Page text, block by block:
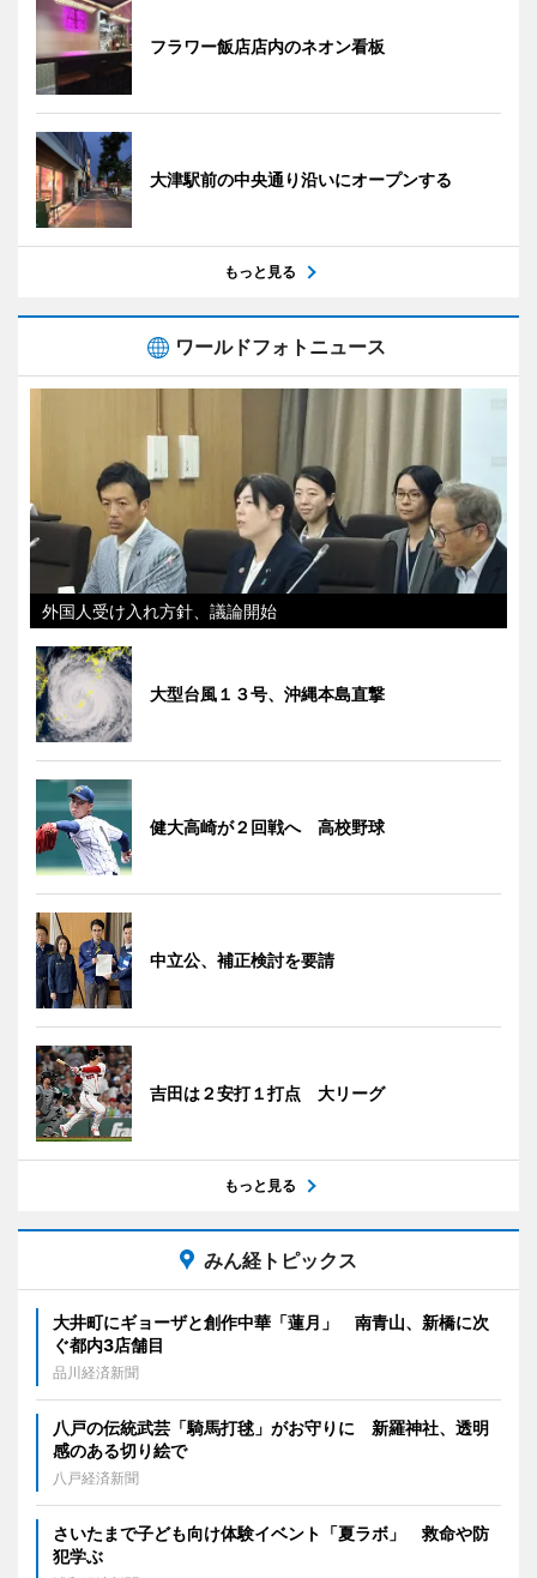
フラワー飯店店内のネオン看板
大津駅前の中央通り沿いにオープンする
もっと見る
ワールドフォトニュース
外国人受け入れ方針、議論開始
大型台風１３号、沖縄本島直撃
健大高崎が２回戦へ 高校野球
中立公、補正検討を要請
吉田は２安打１打点 大リーグ
もっと見る
みん経トピックス
大井町にギョーザと創作中華「蓮月」 南青山、新橋に次
ぐ都内3店舗目
品川経済新聞
八戸の伝統武芸「騎馬打毬」がお守りに 新羅神社、透明
感のある切り絵で
八戸経済新聞
さいたまで子ども向け体験イベント「夏ラボ」 救命や防
犯学ぶ